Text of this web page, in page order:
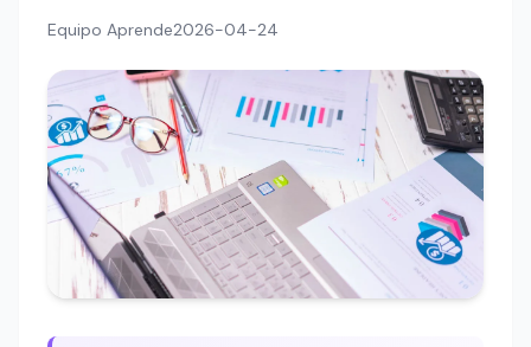
Equipo Aprende2026-04-24